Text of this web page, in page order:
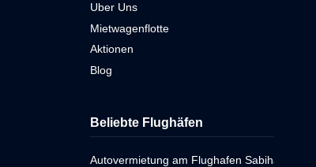
Uber Uns
Mietwagenflotte
Aktionen
Blog
Beliebte Flughäfen
Autovermietung am Flughafen Sabiha Gökçen